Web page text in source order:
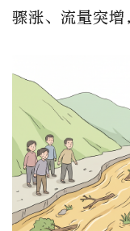
骤涨、流量突增